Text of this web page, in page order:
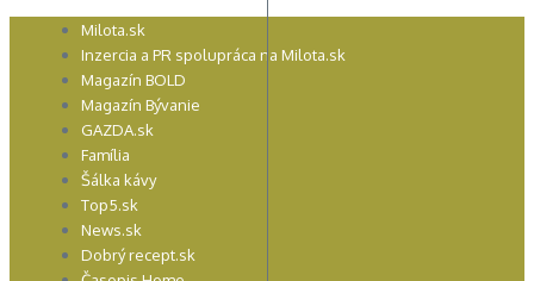
Preskočiť Milota.sk
Inzercia a PR spolupráca na Milota.sk
Magazín BOLD
Magazín Bývanie
GAZDA.sk
Família
Šálka kávy
Top5.sk
News.sk
Dobrý recept.sk